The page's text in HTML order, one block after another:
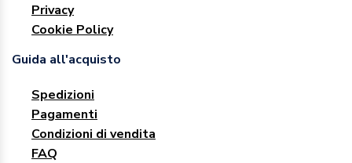
Privacy
Cookie Policy
Guida all'acquisto
Spedizioni
Pagamenti
Condizioni di vendita
FAQ